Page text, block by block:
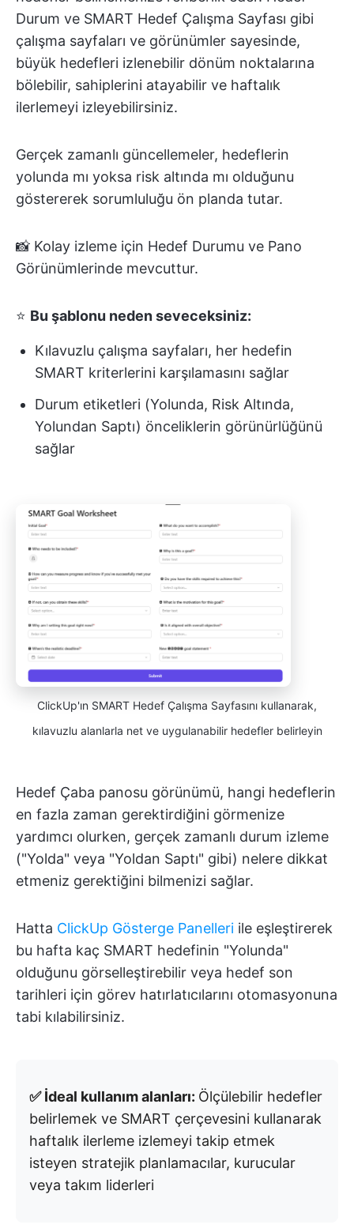
Durum ve SMART Hedef Çalışma Sayfası gibi
çalışma sayfaları ve görünümler sayesinde,
büyük hedefleri izlenebilir dönüm noktalarına
bölebilir, sahiplerini atayabilir ve haftalık
ilerlemeyi izleyebilirsiniz.
Gerçek zamanlı güncellemeler, hedeflerin
yolunda mı yoksa risk altında mı olduğunu
göstererek sorumluluğu ön planda tutar.
📸 Kolay izleme için Hedef Durumu ve Pano
Görünümlerinde mevcuttur.
⭐ Bu şablonu neden seveceksiniz:
Kılavuzlu çalışma sayfaları, her hedefin
SMART kriterlerini karşılamasını sağlar
Durum etiketleri (Yolunda, Risk Altında,
Yolundan Saptı) önceliklerin görünürlüğünü
sağlar
ClickUp'ın SMART Hedef Çalışma Sayfasını kullanarak,
kılavuzlu alanlarla net ve uygulanabilir hedefler belirleyin
Hedef Çaba panosu görünümü, hangi hedeflerin
en fazla zaman gerektirdiğini görmenize
yardımcı olurken, gerçek zamanlı durum izleme
("Yolda" veya "Yoldan Saptı" gibi) nelere dikkat
etmeniz gerektiğini bilmenizi sağlar.
Hatta ClickUp Gösterge Panelleri ile eşleştirerek
bu hafta kaç SMART hedefinin "Yolunda"
olduğunu görselleştirebilir veya hedef son
tarihleri için görev hatırlatıcılarını otomasyonuna
tabi kılabilirsiniz.
✅ İdeal kullanım alanları: Ölçülebilir hedefler
belirlemek ve SMART çerçevesini kullanarak
haftalık ilerleme izlemeyi takip etmek
isteyen stratejik planlamacılar, kurucular
veya takım liderleri